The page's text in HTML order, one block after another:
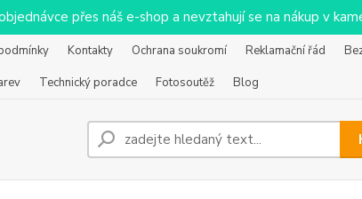
přes náš e-shop a nevztahují se na nákup v
Kontakty Ochrana soukromí Reklamační řád
Technický poradce Fotosoutěž Blog